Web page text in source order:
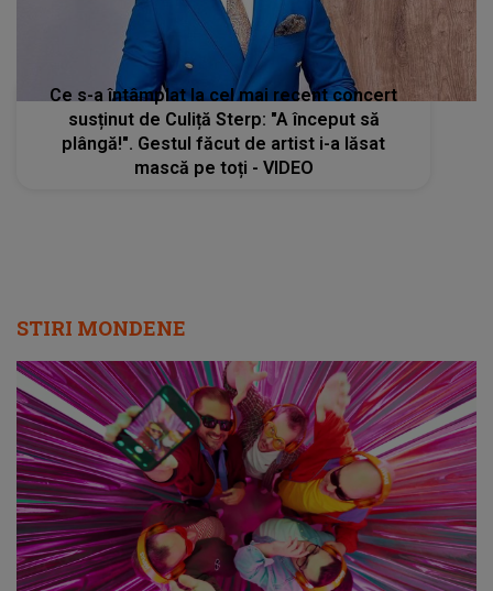
Ce s-a întâmplat la cel mai recent concert
susținut de Culiță Sterp: "A început să
plângă!". Gestul făcut de artist i-a lăsat
mască pe toți - VIDEO
STIRI MONDENE